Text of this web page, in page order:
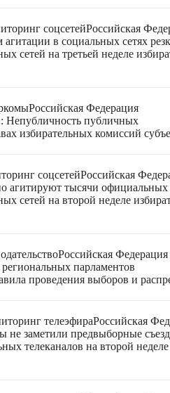
соцсетейРоссийская
в социальных сетях
сетей на третьей неделе
Российская Федерация
Непубличность публичных
избирательных комиссий
соцсетейРоссийская
агитируют тысячи официальных
сетей на второй неделе
Российская Федерация
парламентов
проведения выборов и
телеэфираРоссийская
не заметили предвыборные
телеканалов на второй